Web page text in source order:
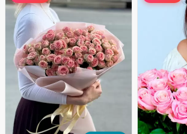
2300₽3100₽ 1650₽3100₽
%